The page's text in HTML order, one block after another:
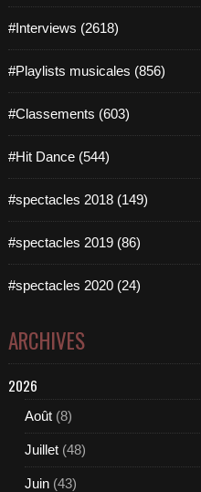
#Interviews (2618)
#Playlists musicales (856)
#Classements (603)
#Hit Dance (544)
#spectacles 2018 (149)
#spectacles 2019 (86)
#spectacles 2020 (24)
ARCHIVES
2026
Août (8)
Juillet (48)
Juin (43)